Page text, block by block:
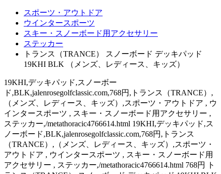
スポーツ・アウトドア
ウインタースポーツ
スキー・スノーボード用アクセサリー
ステッカー
トランス（TRANCE） スノーボード デッキパッド
19KHI BLK （メンズ、レディース、キッズ）
19KHI,デッキパッド,スノーボー
ド,BLK,jalenrosegolfclassic.com,768円,トランス（TRANCE）,
（メンズ、レディース、キッズ）,スポーツ・アウトドア , ウ
インタースポーツ , スキー・スノーボード用アクセサリー ,
ステッカー,/metathoracic4766614.html 19KHI,デッキパッド,ス
ノーボード,BLK,jalenrosegolfclassic.com,768円,トランス
（TRANCE）,（メンズ、レディース、キッズ）,スポーツ・
アウトドア , ウインタースポーツ , スキー・スノーボード用
アクセサリー , ステッカー,/metathoracic4766614.html 768円 ト